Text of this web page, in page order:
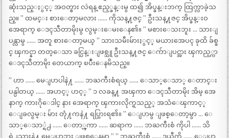
ဆုံးသည္ႏွင့္ အဝတ္စား လဲရန္ ဧည့္ခန္းမွ ထ၍ အိပ္ခန္းဘက္ ထြက္လာခဲ့သ
ည္။ ” ထမင္း စားေတာ့မလား …… ကိုသန္႔ဇင္ ” ဦးသန္႔ဇင္ အိပ္ခန္းဝ
အေရာက္ ေဒၚသီတာမိုးမွ လွမ္းေမးေန၏။ ” မစားေသးဘူး … သားျ
ပန္လာမွ …… အတူ စားေတာ့မယ္ ” သားသမီးမ်ားႏွင့္ မယားအေပၚ ခုထိ ခ်စ္ခ
င္ ၾကင္နာ တတ္ေသာ ခင္ပြန္းျဖစ္သူ ဦးသန္႔ဇင္ ေက်ာျပင္အား ၾကည့္ကာ
ေဒၚသီတာမိုး တေယာက္ ၿပဳံးေနမိသည္။
” ဟာ …… မေျပာပါနဲ႔ …… ဘႀကီးစံရယ္ …… ေသာ္ေသာ္ ေတာင္း
ပန္ပါတယ္ …… အဟင့္ ဟင့္ ” ၁ လခန္႔ အၾကာ ေဒၚသီတာမိုး အိမ္ အေ
နာက္ ကားဂိုေဒါင္ နား အေရာက္ ၾကားလိုက္ရသည့္ အသံေၾကာင့္
ေျခလွမ္း မ်ား တုံ႔ကနဲ႔ ရပ္သြားရ၏။ ” ေျပာမွ ျဖစ္ေတာ့မွာ … ေ
သာ္ေသာ္ရဲ႕ …… ေတာ္ၾကာ …… ဆရာက …… ဘႀကီးစံ ကိုပါ …… သိ
ရဲ႕သားနဲ႔ မေျပာဘူး ျဖစ္ေနမွာ ” ” ဘႀကီးစံ …… ဒယ္ဒီကို …… ေျပာ